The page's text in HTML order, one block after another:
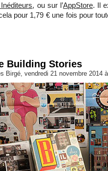
, ou sur l’AppStore. Il
pour 1,79 € une fois pour
Building Stories
Birgé, vendredi 21 novembre 2014